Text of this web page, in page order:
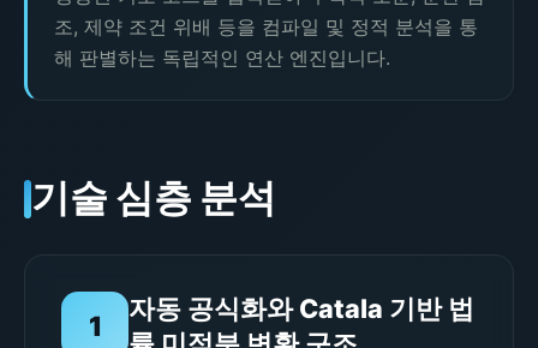
조, 제약 조건 위배 등을 컴파일 및 정적 분석을 통
해 판별하는 독립적인 연산 엔진입니다.
기술 심층 분석
1
자동 공식화와 Catala 기반 법